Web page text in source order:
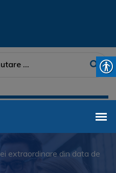
extraordinare din data de